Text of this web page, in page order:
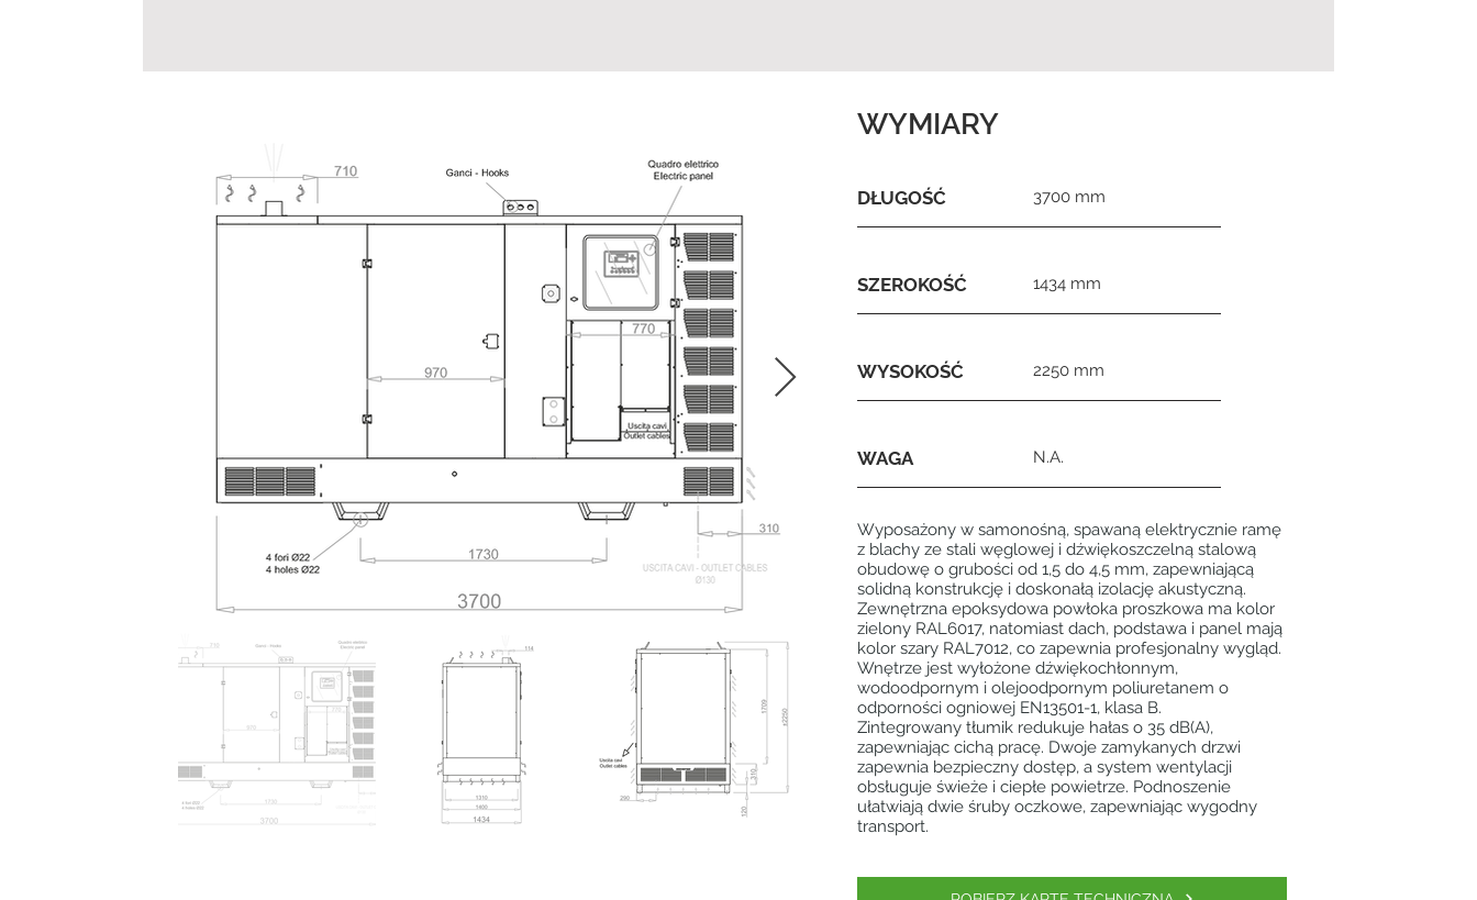
WYMIARY
DŁUGOŚĆ 3700 mm
SZEROKOŚĆ 1434 mm
WYSOKOŚĆ 2250 mm
WAGA N.A.
Wyposażony w samonośną, spawaną elektrycznie ramę
z blachy ze stali węglowej i dźwiękoszczelną stalową
obudowę o grubości od 1,5 do 4,5 mm, zapewniającą
solidną konstrukcję i doskonałą izolację akustyczną.
Zewnętrzna epoksydowa powłoka proszkowa ma kolor
zielony RAL6017, natomiast dach, podstawa i panel mają
kolor szary RAL7012, co zapewnia profesjonalny wygląd.
Wnętrze jest wyłożone dźwiękochłonnym,
wodoodpornym i olejoodpornym poliuretanem o
odporności ogniowej EN13501-1, klasa B.
Zintegrowany tłumik redukuje hałas o 35 dB(A),
zapewniając cichą pracę. Dwoje zamykanych drzwi
zapewnia bezpieczny dostęp, a system wentylacji
obsługuje świeże i ciepłe powietrze. Podnoszenie
ułatwiają dwie śruby oczkowe, zapewniając wygodny
transport.